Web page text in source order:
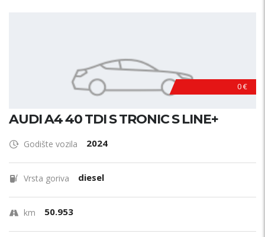
0 €
AUDI A4 40 TDI S TRONIC S LINE+
Godište vozila 2024
Vrsta goriva diesel
km 50.953